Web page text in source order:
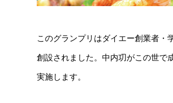
このグランプリはダイエー創業者・
創設されました。中内㓛がこの世で
実施します。